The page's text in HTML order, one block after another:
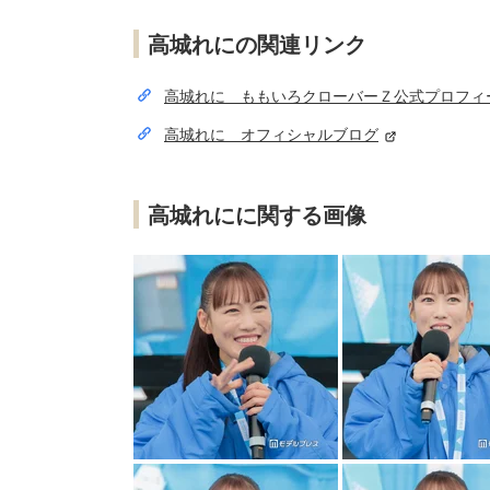
高城れにの関連リンク
高城れに ももいろクローバーＺ公式プロフィ
高城れに オフィシャルブログ
高城れにに関する画像